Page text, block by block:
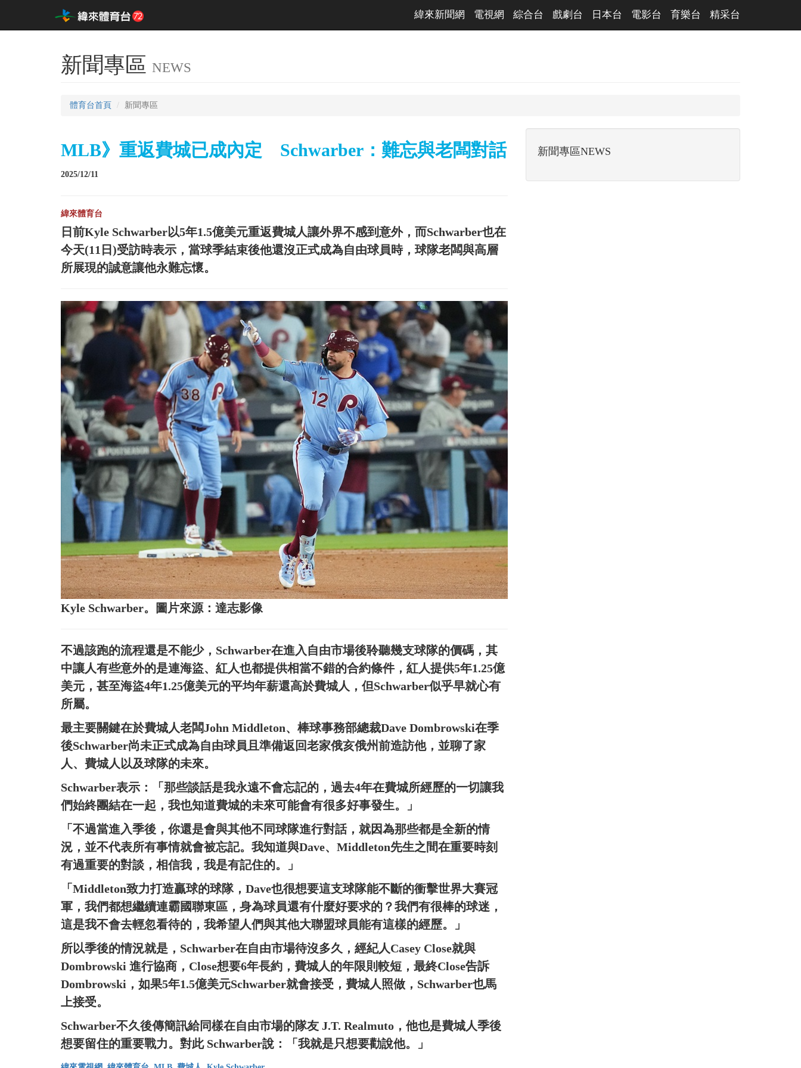
緯來新聞網 電視網 綜合台 戲劇台 日本台 電影台 育樂台 精采台
新聞專區 NEWS
體育台首頁 新聞專區
MLB》重返費城已成內定 Schwarber：難忘與老闆對話
2025/12/11
緯來體育台
日前Kyle Schwarber以5年1.5億美元重返費城人讓外界不感到意外，而Schwarber也在
今天(11日)受訪時表示，當球季結束後他還沒正式成為自由球員時，球隊老闆與高層
所展現的誠意讓他永難忘懷。
Kyle Schwarber。圖片來源：達志影像
不過該跑的流程還是不能少，Schwarber在進入自由市場後聆聽幾支球隊的價碼，其
中讓人有些意外的是連海盜、紅人也都提供相當不錯的合約條件，紅人提供5年1.25億
美元，甚至海盜4年1.25億美元的平均年薪還高於費城人，但Schwarber似乎早就心有
所屬。
最主要關鍵在於費城人老闆John Middleton、棒球事務部總裁Dave Dombrowski在季
後Schwarber尚未正式成為自由球員且準備返回老家俄亥俄州前造訪他，並聊了家
人、費城人以及球隊的未來。
Schwarber表示：「那些談話是我永遠不會忘記的，過去4年在費城所經歷的一切讓我
們始終團結在一起，我也知道費城的未來可能會有很多好事發生。」
「不過當進入季後，你還是會與其他不同球隊進行對話，就因為那些都是全新的情
況，並不代表所有事情就會被忘記。我知道與Dave、Middleton先生之間在重要時刻
有過重要的對談，相信我，我是有記住的。」
「Middleton致力打造贏球的球隊，Dave也很想要這支球隊能不斷的衝擊世界大賽冠
軍，我們都想繼續連霸國聯東區，身為球員還有什麼好要求的？我們有很棒的球迷，
這是我不會去輕忽看待的，我希望人們與其他大聯盟球員能有這樣的經歷。」
所以季後的情況就是，Schwarber在自由市場待沒多久，經紀人Casey Close就與
Dombrowski 進行協商，Close想要6年長約，費城人的年限則較短，最終Close告訴
Dombrowski，如果5年1.5億美元Schwarber就會接受，費城人照做，Schwarber也馬
上接受。
Schwarber不久後傳簡訊給同樣在自由市場的隊友 J.T. Realmuto，他也是費城人季後
想要留住的重要戰力。對此 Schwarber說：「我就是只想要勸說他。」
新聞專區NEWS